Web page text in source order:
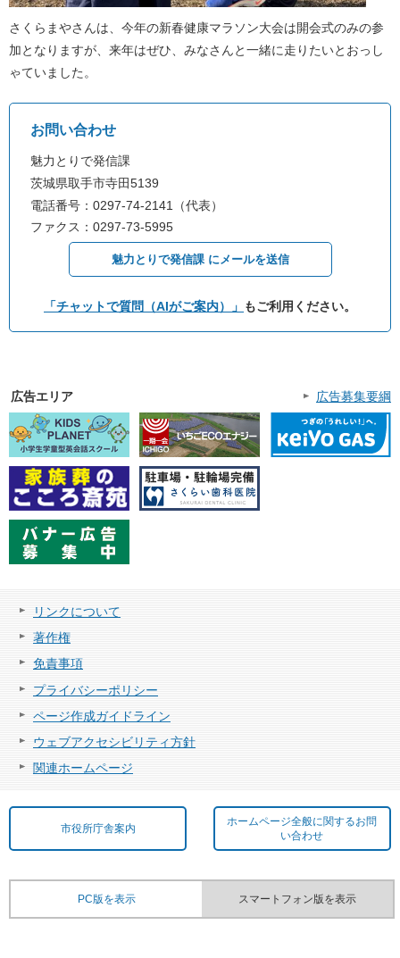
さくらまやさんは、今年の新春健康マラソン大会は開会式のみの参
加となりますが、来年はぜひ、みなさんと一緒に走りたいとおっし
ゃていました。
お問い合わせ
魅力とりで発信課
茨城県取手市寺田5139
電話番号：0297-74-2141（代表）
ファクス：0297-73-5995
魅力とりで発信課 にメールを送信
「チャットで質問（AIがご案内）」 もご利用ください。
広告エリア 広告募集要綱
リンクについて
著作権
免責事項
プライバシーポリシー
ページ作成ガイドライン
ウェブアクセシビリティ方針
関連ホームページ
市役所庁舎案内
ホームページ全般に関するお問
い合わせ
PC版を表示 スマートフォン版を表示